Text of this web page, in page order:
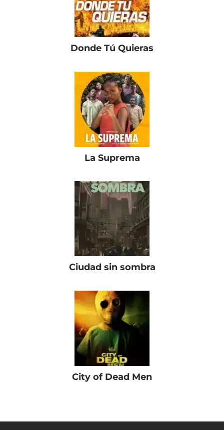
Donde Tú Quieras
La Suprema
Ciudad sin sombra
City of Dead Men